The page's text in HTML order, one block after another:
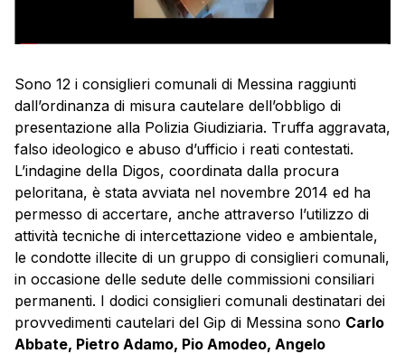
Sono 12 i consiglieri comunali di Messina raggiunti
dall’ordinanza di misura cautelare dell’obbligo di
presentazione alla Polizia Giudiziaria. Truffa aggravata,
falso ideologico e abuso d’ufficio i reati contestati.
L’indagine della Digos, coordinata dalla procura
peloritana, è stata avviata nel novembre 2014 ed ha
permesso di accertare, anche attraverso l’utilizzo di
attività tecniche di intercettazione video e ambientale,
le condotte illecite di un gruppo di consiglieri comunali,
in occasione delle sedute delle commissioni consiliari
permanenti. I dodici consiglieri comunali destinatari dei
provvedimenti cautelari del Gip di Messina sono Carlo
Abbate, Pietro Adamo, Pio Amodeo, Angelo